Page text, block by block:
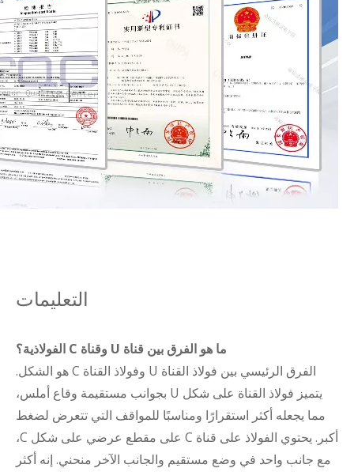
التعليمات
ما هو الفرق بين قناة U وقناة C الفولاذية؟
الفرق الرئيسي بين فولاذ القناة U وفولاذ القناة C هو الشكل.
يتميز فولاذ القناة على شكل U بجوانب مستقيمة وقاع أملس،
مما يجعله أكثر استقرارًا ومناسبًا للمواقف التي تتعرض لضغط
أكبر. يحتوي الفولاذ على قناة C على مقطع عرضي على شكل C،
مع جانب واحد في وضع مستقيم والجانب الآخر منحني. إنه أكثر